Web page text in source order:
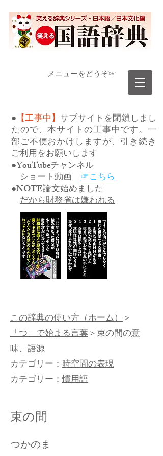
​メニューをどうぞ☞
● 【工事中】サブサイトを閉鎖しまし
たので、本サイトの工事中です。一
部ご不便おかけしますが、引き続き
ご利用をお願いします
●YouTubeチャンネル
ショート動画 ☞こちら
●NOTE論文始めました
だから財務省は嫌われる
この辞典の使い方（ホーム）＞
「つ」で始まる言葉＞束の間の意
味、語源
カテゴリー： 時空間の表現
カテゴリー：慣用語
束の間
つかのま